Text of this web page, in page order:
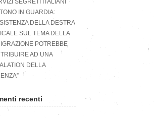
SEGRETI ITALIANI
IN GUARDIA:
DELLA DESTRA
SUL TEMA DELLA
POTREBBE
AD UNA
DELLA
recenti